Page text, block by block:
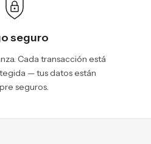
seguro
Cada transacción está
— tus datos están
seguros.